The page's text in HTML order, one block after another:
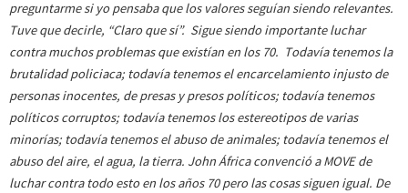
preguntarme si yo pensaba que los valores seguían siendo relevantes.
Tuve que decirle, “Claro que sí”. Sigue siendo importante luchar
contra muchos problemas que existían en los 70. Todavía tenemos la
brutalidad policiaca; todavía tenemos el encarcelamiento injusto de
personas inocentes, de presas y presos políticos; todavía tenemos
políticos corruptos; todavía tenemos los estereotipos de varias
minorías; todavía tenemos el abuso de animales; todavía tenemos el
abuso del aire, el agua, la tierra. John África convenció a MOVE de
luchar contra todo esto en los años 70 pero las cosas siguen igual. De